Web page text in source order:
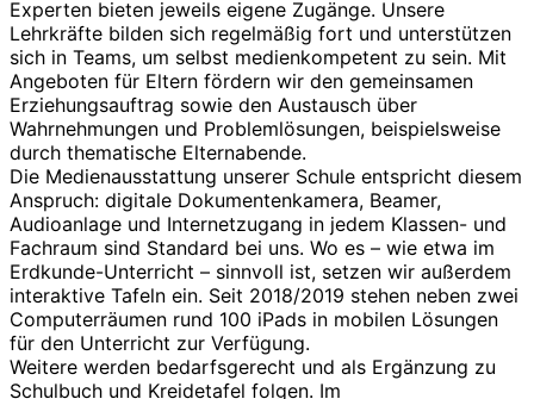
Experten bieten jeweils eigene Zugänge. Unsere
Lehrkräfte bilden sich regelmäßig fort und unterstützen
sich in Teams, um selbst medienkompetent zu sein. Mit
Angeboten für Eltern fördern wir den gemeinsamen
Erziehungsauftrag sowie den Austausch über
Wahrnehmungen und Problemlösungen, beispielsweise
durch thematische Elternabende.
Die Medienausstattung unserer Schule entspricht diesem
Anspruch: digitale Dokumentenkamera, Beamer,
Audioanlage und Internetzugang in jedem Klassen- und
Fachraum sind Standard bei uns. Wo es – wie etwa im
Erdkunde-Unterricht – sinnvoll ist, setzen wir außerdem
interaktive Tafeln ein. Seit 2018/2019 stehen neben zwei
Computerräumen rund 100 iPads in mobilen Lösungen
für den Unterricht zur Verfügung.
Weitere werden bedarfsgerecht und als Ergänzung zu
Schulbuch und Kreidetafel folgen. Im